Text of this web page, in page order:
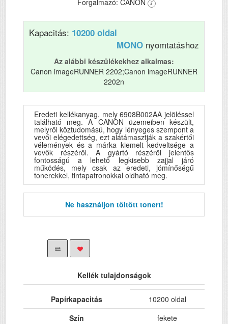
Forgalmazó: CANON
Kapacitás: 10200 oldal
MONO nyomtatáshoz
Az alábbi készülékekhez alkalmas:
Canon imageRUNNER 2202;Canon imageRUNNER
2202n
Eredeti kellékanyag, mely 6908B002AA jelöléssel
található meg. A CANON üzemeiben készült,
melyről köztudomású, hogy lényeges szempont a
vevői elégedettség, ezt alátámasztják a szakértői
vélemények és a márka kiemelt kedveltsége a
vevők részéről. A gyártó részéről jelentős
fontosságú a lehető legkisebb zajjal járó
működés, mely csak az eredeti, jómínőségű
tonerekkel, tintapatronokkal oldható meg.
Ne használjon töltött tonert!
Kellék tulajdonságok
Papírkapacitás
10200 oldal
Szín
fekete